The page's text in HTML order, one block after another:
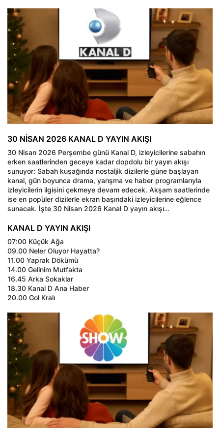
30 NİSAN 2026 KANAL D YAYIN AKIŞI
30 Nisan 2026 Perşembe günü Kanal D, izleyicilerine sabahın
erken saatlerinden geceye kadar dopdolu bir yayın akışı
sunuyor: Sabah kuşağında nostaljik dizilerle güne başlayan
kanal, gün boyunca drama, yarışma ve haber programlarıyla
izleyicilerin ilgisini çekmeye devam edecek. Akşam saatlerinde
ise en popüler dizilerle ekran başındaki izleyicilerine eğlence
sunacak. İşte 30 Nisan 2026 Kanal D yayın akışı…
KANAL D YAYIN AKIŞI
07:00 Küçük Ağa
09.00 Neler Oluyor Hayatta?
11.00 Yaprak Dökümü
14.00 Gelinim Mutfakta
16.45 Arka Sokaklar
18.30 Kanal D Ana Haber
20.00 Gol Kralı